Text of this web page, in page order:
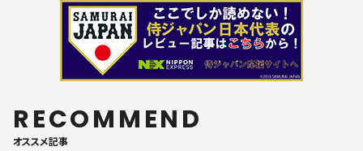
RECOMMEND
オススメ記事